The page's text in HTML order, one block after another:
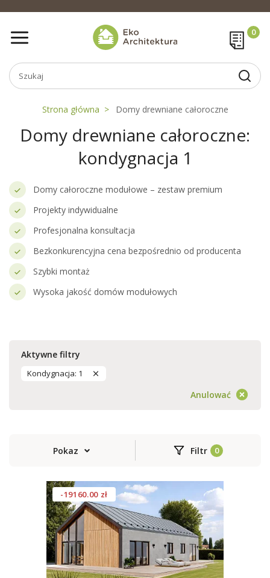
Strona główna Domy drewniane całoroczne
Domy drewniane całoroczne:
kondygnacja 1
Domy całoroczne modułowe – zestaw premium
Projekty indywidualne
Profesjonalna konsultacja
Bezkonkurencyjna cena bezpośrednio od producenta
Szybki montaż
Wysoka jakość domów modułowych
Aktywne filtry
Kondygnacja: 1
Anulować
Pokaz Filtr
-19160.00 zł